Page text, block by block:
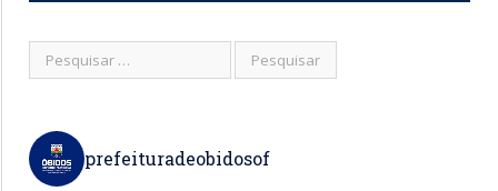
prefeituradeobidosof